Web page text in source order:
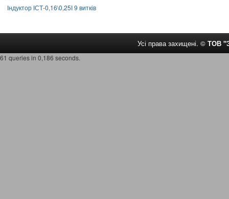
Індуктор ІСТ-0,16\0,25І 9 витків
Усі права захищені. © ТОВ
61 queries in 0,186 seconds.